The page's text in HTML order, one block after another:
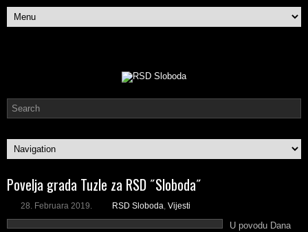
Povelja grada Tuzle za RSD ˝Sloboda˝
28. Februara 2019. RSD Sloboda, Vijesti
U povodu Dana